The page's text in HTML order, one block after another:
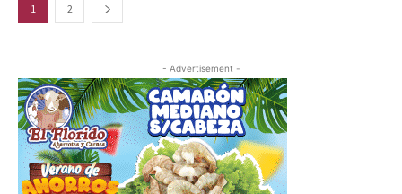
1 2
- Advertisement -